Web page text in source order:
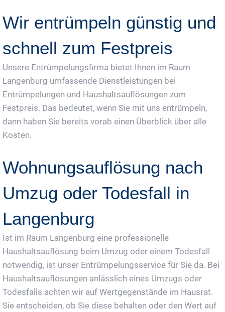
Wir entrümpeln günstig und
schnell zum Festpreis
Unsere Entrümpelungsfirma bietet Ihnen im Raum
Langenburg umfassende Dienstleistungen bei
Entrümpelungen und Haushaltsauflösungen zum
Festpreis. Das bedeutet, wenn Sie mit uns entrümpeln,
dann haben Sie bereits vorab einen Überblick über alle
Kosten.
Wohnungsauflösung nach
Umzug oder Todesfall in
Langenburg
Ist im Raum Langenburg eine professionelle
Haushaltsauflösung beim Umzug oder einem Todesfall
notwendig, ist unser Entrümpelungsservice für Sie da. Bei
Haushaltsauflösungen anlässlich eines Umzugs oder
Todesfalls achten wir auf Wertgegenstände im Hausrat.
Sie entscheiden, ob Sie diese behalten oder den Wert auf